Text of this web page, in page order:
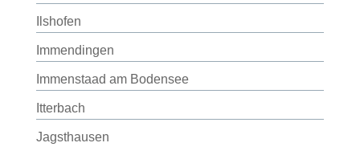
Ilshofen
Immendingen
Immenstaad am Bodensee
Itterbach
Jagsthausen